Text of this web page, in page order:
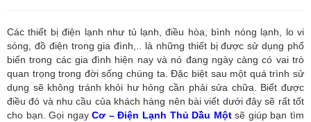
Các thiết bị điện lạnh như tủ lạnh, điều hòa, bình nóng lạnh, lo vi
sóng, đồ điện trong gia đình,.. là những thiết bị được sử dụng phổ
biến trong các gia đình hiện nay và nó đang ngày càng có vai trò
quan trọng trong đời sống chúng ta. Đặc biệt sau một quá trình sử
dụng sẽ không tránh khỏi hư hỏng cần phải sửa chữa. Biết được
điều đó và nhu cầu của khách hàng nên bài viết dưới đây sẽ rất tốt
cho bạn. Gọi ngayCơ – Điện Lạnh Thủ Dầu Một sẽ giúp bạn tìm